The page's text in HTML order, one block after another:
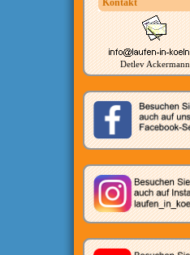
Kontakt
Detlev Ackermann